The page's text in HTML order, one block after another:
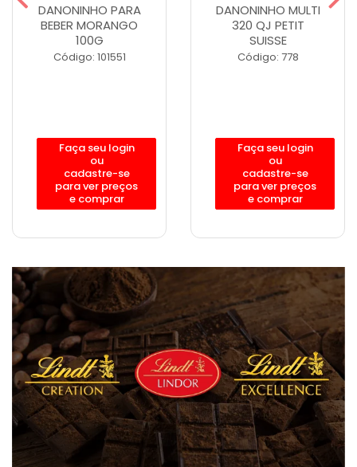
DANONINHO PARA
BEBER MORANGO
100G
Código: 101551
Faça seu login
ou
cadastre-se
para ver preços
e comprar
DANONINHO MULTI
320 QJ PETIT
SUISSE
Código: 778
Faça seu login
ou
cadastre-se
para ver preços
e comprar